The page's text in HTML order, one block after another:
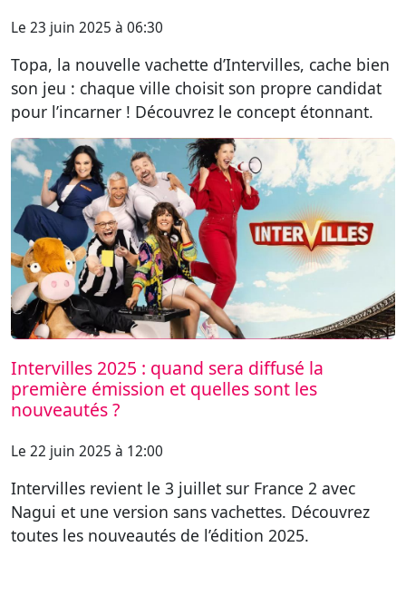
Le 23 juin 2025 à 06:30
Topa, la nouvelle vachette d’Intervilles, cache bien
son jeu : chaque ville choisit son propre candidat
pour l’incarner ! Découvrez le concept étonnant.
Intervilles 2025 : quand sera diffusé la
première émission et quelles sont les
nouveautés ?
Le 22 juin 2025 à 12:00
Intervilles revient le 3 juillet sur France 2 avec
Nagui et une version sans vachettes. Découvrez
toutes les nouveautés de l’édition 2025.